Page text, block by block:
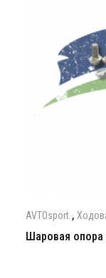
AVTOsport ,
Шаровая опора